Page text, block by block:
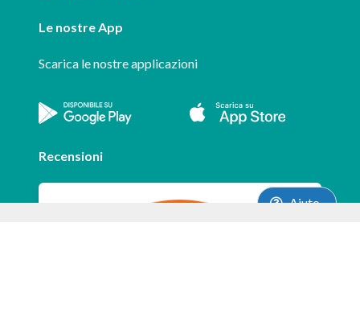
Le nostre App
Scarica le nostre applicazioni
Recensioni
Aiuto